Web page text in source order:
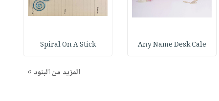
Any Name Desk Cale
Spiral On A Stick
المزيد من البنود »